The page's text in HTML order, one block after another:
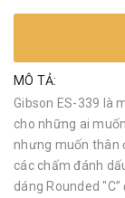
MÔ TẢ:
Gibson ES-339 là
cho những ai
nhưng muốn thân
các chấm đánh
dáng Rounded